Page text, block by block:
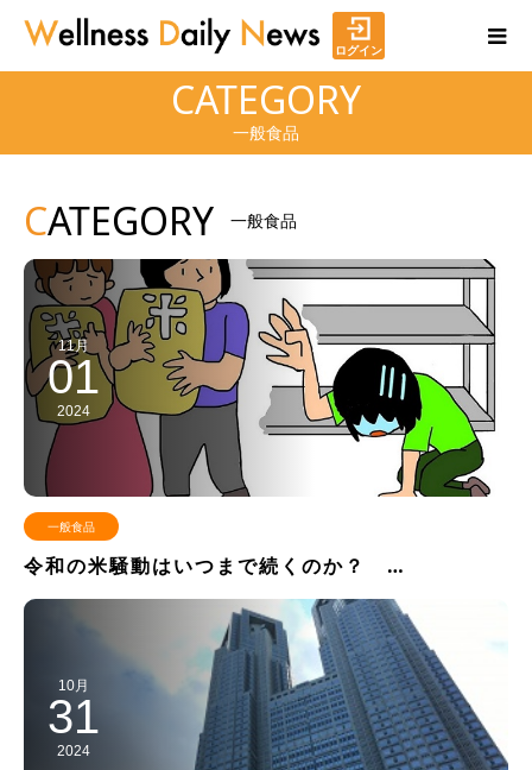
ログイン
CATEGORY
一般食品
CATEGORY 一般食品
11月
01
2024
一般食品
令和の米騒動はいつまで続くのか？ …
10月
31
2024